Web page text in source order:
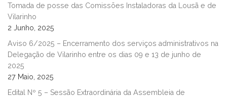
Tomada de posse das Comissões Instaladoras da Lousã e de
Vilarinho
2 Junho, 2025
Aviso 6/2025 – Encerramento dos serviços administrativos na
Delegação de Vilarinho entre os dias 09 e 13 de junho de
2025
27 Maio, 2025
Edital Nº 5 – Sessão Extraordinária da Assembleia de